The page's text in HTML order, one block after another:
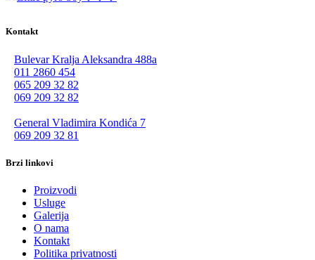
Kontakt
Bulevar Kralja Aleksandra 488a
011 2860 454
065 209 32 82
069 209 32 82
General Vladimira Kondića 7
069 209 32 81
Brzi linkovi
Proizvodi
Usluge
Galerija
O nama
Kontakt
Politika privatnosti